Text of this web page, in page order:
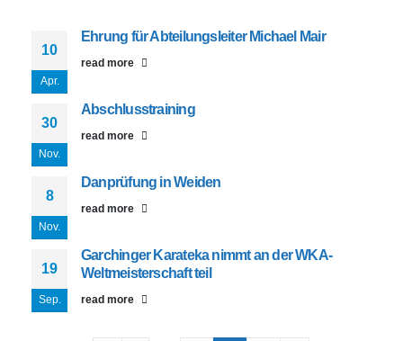
10
Apr.
Ehrung für Abteilungsleiter Michael Mair
read more
30
Nov.
Abschlusstraining
read more
8
Nov.
Danprüfung in Weiden
read more
19
Sep.
Garchinger Karateka nimmt an der WKA-
Weltmeisterschaft teil
read more